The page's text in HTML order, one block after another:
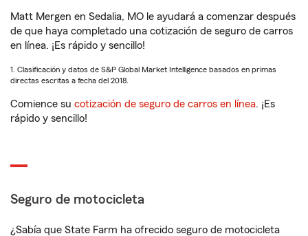
Matt Mergen en Sedalia, MO le ayudará a comenzar después
de que haya completado una cotización de seguro de carros
en línea. ¡Es rápido y sencillo!
1. Clasificación y datos de S&P Global Market Intelligence basados en primas
directas escritas a fecha del 2018.
Comience su cotización de seguro de carros en línea. ¡Es
rápido y sencillo!
Seguro de motocicleta
¿Sabía que State Farm ha ofrecido seguro de motocicleta